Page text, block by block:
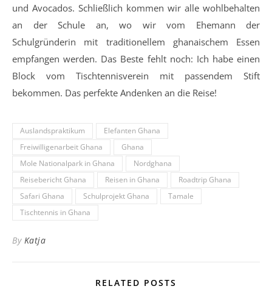
und Avocados. Schließlich kommen wir alle wohlbehalten
an der Schule an, wo wir vom Ehemann der
Schulgründerin mit traditionellem ghanaischem Essen
empfangen werden. Das Beste fehlt noch: Ich habe einen
Block vom Tischtennisverein mit passendem Stift
bekommen. Das perfekte Andenken an die Reise!
Auslandspraktikum
Elefanten Ghana
Freiwilligenarbeit Ghana
Ghana
Mole Nationalpark in Ghana
Nordghana
Reisebericht Ghana
Reisen in Ghana
Roadtrip Ghana
Safari Ghana
Schulprojekt Ghana
Tamale
Tischtennis in Ghana
By Katja
RELATED POSTS